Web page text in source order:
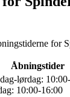
for
Åbningstider
lørdag:
10:00-16:00